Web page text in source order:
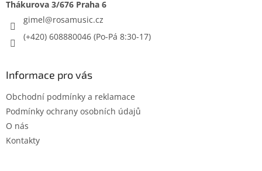
gimel@rosamusic.cz
(+420) 608880046
Informace pro vás
Obchodní podmínky a reklamace
Podmínky ochrany osobních údajů
O nás
Kontakty